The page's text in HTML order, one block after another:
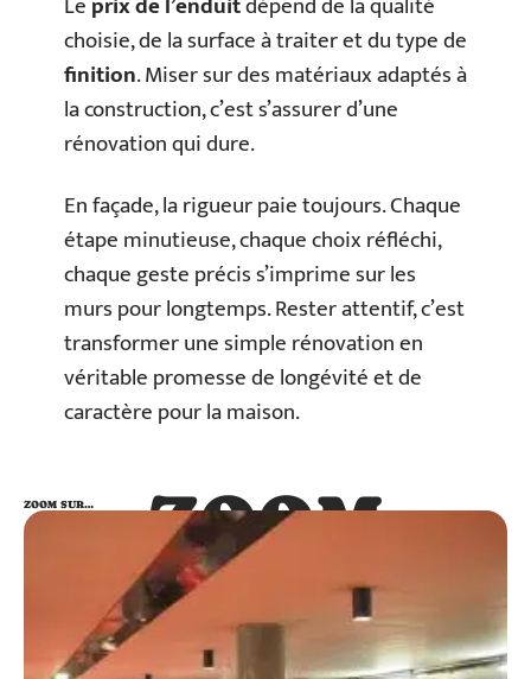
choisie, de la surface à traiter et du type de
finition. Miser sur des matériaux adaptés à
la construction, c’est s’assurer d’une
rénovation qui dure.
En façade, la rigueur paie toujours. Chaque
étape minutieuse, chaque choix réfléchi,
chaque geste précis s’imprime sur les
murs pour longtemps. Rester attentif, c’est
transformer une simple rénovation en
véritable promesse de longévité et de
caractère pour la maison.
ZOOM
SUR…
ZOOM SUR…